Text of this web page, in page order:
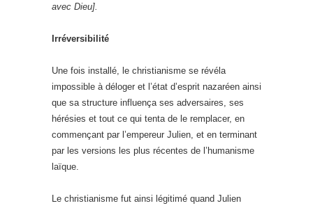
avec Dieu].
Irréversibilité
Une fois installé, le christianisme se révéla
impossible à déloger et l’état d’esprit nazaréen ainsi
que sa structure influença ses adversaires, ses
hérésies et tout ce qui tenta de le remplacer, en
commençant par l’empereur Julien, et en terminant
par les versions les plus récentes de l’humanisme
laïque.
Le christianisme fut ainsi légitimé quand Julien